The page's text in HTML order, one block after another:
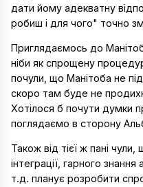
дати йому адекватну
робиш і для чого" точно
Приглядаємось до
ніби як спрощену
почули, що Манітоба не
скоро там буде не
Хотілося б почути думки
поглядаємо в сторону
Також від тієї ж пані
інтеграції, гарного знання
т.д. планує розробити